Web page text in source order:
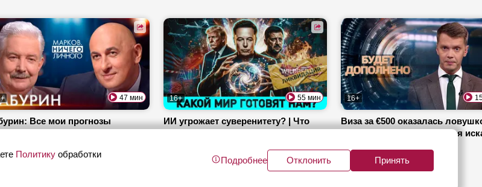
47 мин
Все мои прогнозы
операция США в Иране
16+ 55 мин
ИИ угрожает суверенитету? | Что
мигранты?
16+
Виза за €500 оказалась
Как литовская организация
ответит за 115 пострадавших?
Политику обработки
Подробнее Отклонить Принять